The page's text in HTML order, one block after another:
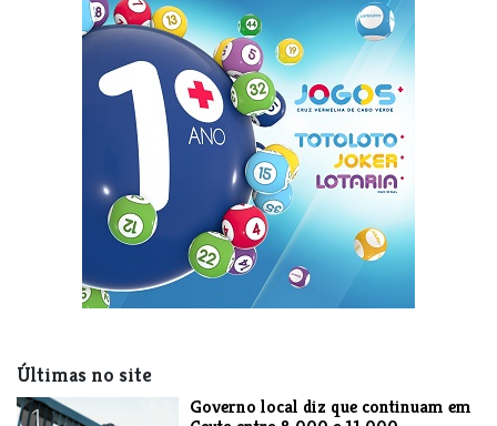
Últimas no site
1
​Governo local diz que continuam em